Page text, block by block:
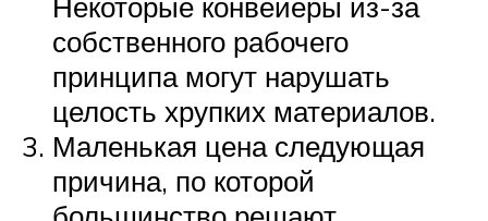
собственного рабочего
принципа могут нарушать
целость хрупких материалов.
Маленькая цена следующая
причина, по которой